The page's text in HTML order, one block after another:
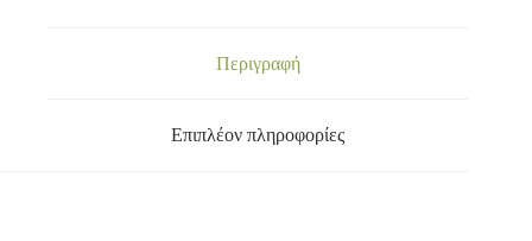
Περιγραφή
Επιπλέον πληροφορίες